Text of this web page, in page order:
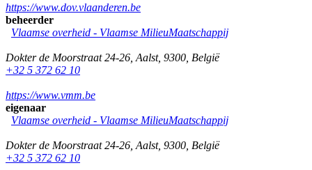
https://www.dov.vlaanderen.be
beheerder
Vlaamse overheid - Vlaamse MilieuMaatschappij
Dokter de Moorstraat 24-26 Aalst, 9300 België
+32 5 372 62 10
https://www.vmm.be
eigenaar
Vlaamse overheid - Vlaamse MilieuMaatschappij
Dokter de Moorstraat 24-26 Aalst, 9300 België
+32 5 372 62 10